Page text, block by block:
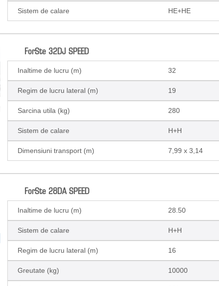
Sistem de calare HE+HE
ForSte 32DJ SPEED
Inaltime de lucru (m) 32
Regim de lucru lateral (m) 19
Sarcina utila (kg) 280
Sistem de calare H+H
Dimensiuni transport (m) 7,99 x 3,14
ForSte 28DA SPEED
Inaltime de lucru (m) 28.50
Sistem de calare H+H
Regim de lucru lateral (m) 16
Greutate (kg) 10000